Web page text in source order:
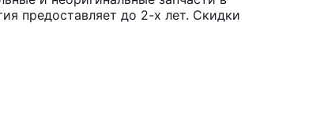
предоставляет до 2-х лет. Скидки